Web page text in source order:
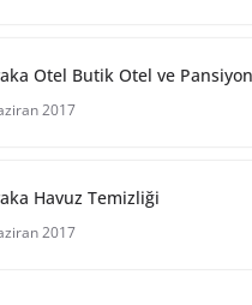
Otel Butik Otel ve
2017
Havuz Temizliği
2017